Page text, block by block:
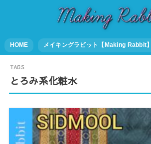
HOME メイキングラビット【Making Rabbit
とろみ系化粧水